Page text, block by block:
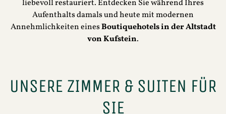
liebevoll restauriert. Entdecken Sie während Ihres
Aufenthalts damals und heute mit modernen
Annehmlichkeiten einesBoutiquehotels in der Altstadt
von Kufstein.
UNSERE ZIMMER & SUITEN FÜR
SIE